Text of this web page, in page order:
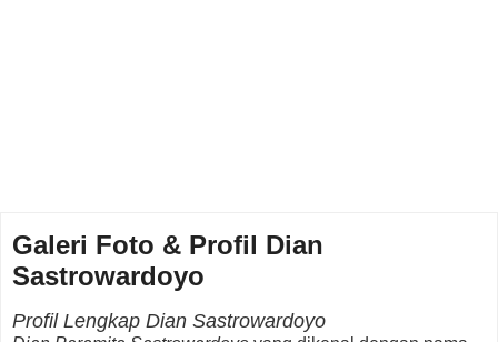
Galeri Foto & Profil Dian
Sastrowardoyo
Profil Lengkap Dian Sastrowardoyo